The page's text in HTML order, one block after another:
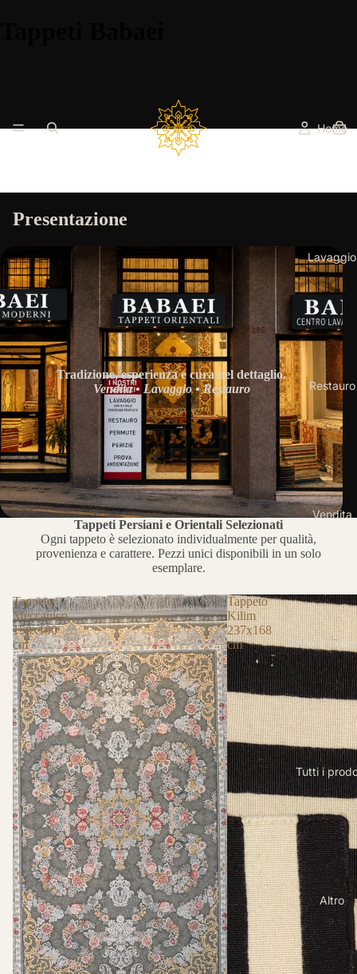
Home
Lavaggio
Restauro
Vendita
Tutte le
Tutti i
Altro
Presentazione
Tradizione, esperienza e cura nel dettaglio.
Vendita • Lavaggio • Restauro
Tappeti Persiani e Orientali Selezionati
Ogni tappeto è selezionato individualmente per qualità,
provenienza e carattere. Pezzi unici disponibili in un solo
esemplare.
Tappeto
Meccanico
150x100
cm
Tappeto
Kilim
237x168
cm